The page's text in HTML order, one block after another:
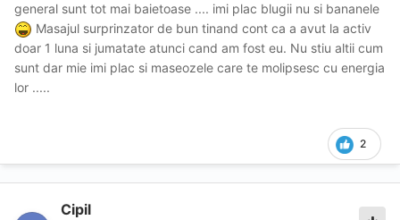
general sunt tot mai baietoase .... imi plac blugii nu si bananele
Masajul surprinzator de bun tinand cont ca a avut la activ
doar 1 luna si jumatate atunci cand am fost eu. Nu stiu altii cum
sunt dar mie imi plac si maseozele care te molipsesc cu energia
lor .....
2
Cipil